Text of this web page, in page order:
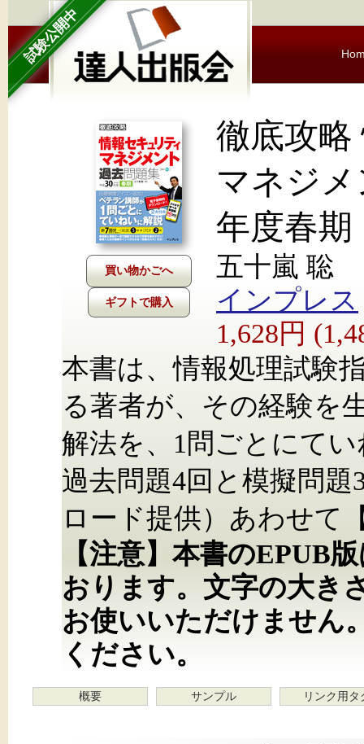
試験公開中
ギフトで購入
徹底攻
マネジ
年度春期
五十嵐 聡
インプレス
1,628円
本書は、情報処理試験
る著者が、その経験を
解法を、1問ごとにて
過去問題4回と模擬問
ロード提供）あわせて
【注意】本書のEPUB
おります。文字の大き
お使いいただけません
ください。
概要 サンプル リンク用タ